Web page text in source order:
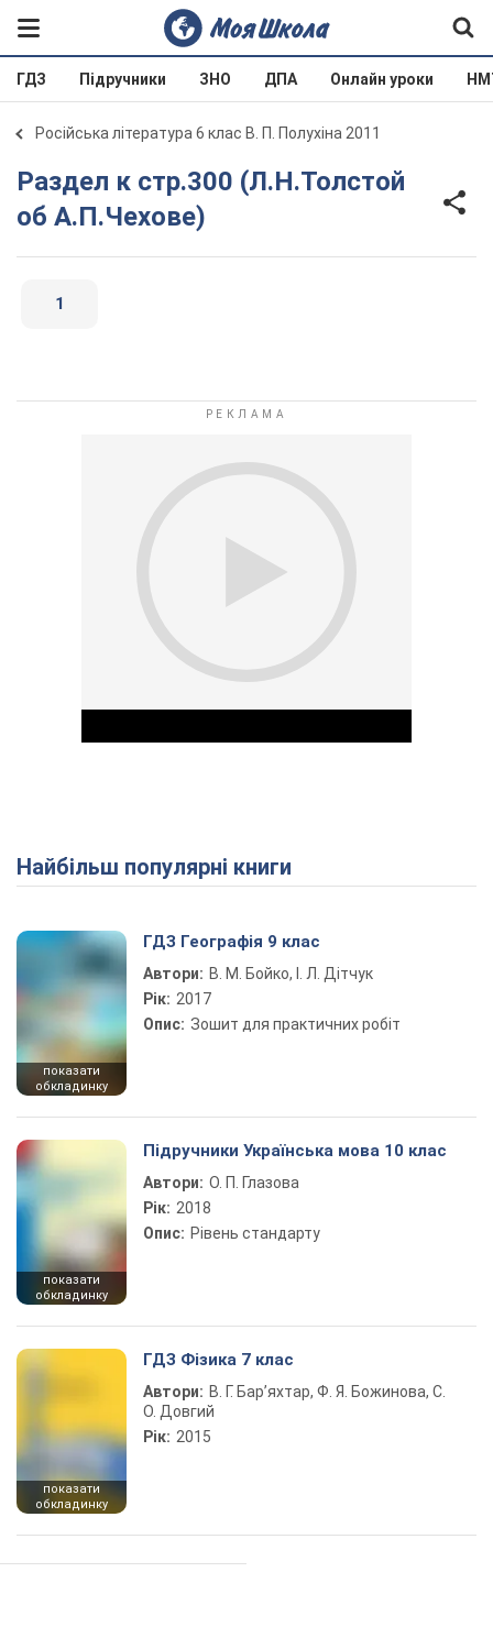
ГДЗ Підручники ЗНО ДПА Онлайн уроки
Російська література 6 клас В. П. Полухіна 2011
Раздел к стр.300 (Л.Н.Толстой
об А.П.Чехове)
1
Play Video
Найбільш популярні книги
показати
обкладинку
ГДЗ Географія 9 клас
Автори: В. М. Бойко, І. Л. Дітчук
Рік: 2017
Опис: Зошит для практичних робіт
показати
обкладинку
Підручники Українська мова 10 клас
Автори: О. П. Глазова
Рік: 2018
Опис: Рівень стандарту
показати
обкладинку
ГДЗ Фізика 7 клас
Автори: В. Г. Бар’яхтар, Ф. Я. Божинова, С.
О. Довгий
Рік: 2015